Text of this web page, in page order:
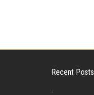
Recent Posts
.